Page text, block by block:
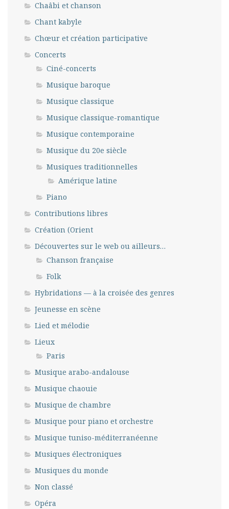
Chaâbi et chanson
Chant kabyle
Chœur et création participative
Concerts
Ciné-concerts
Musique baroque
Musique classique
Musique classique-romantique
Musique contemporaine
Musique du 20e siècle
Musiques traditionnelles
Amérique latine
Piano
Contributions libres
Création (Orient
Découvertes sur le web ou ailleurs…
Chanson française
Folk
Hybridations — à la croisée des genres
Jeunesse en scène
Lied et mélodie
Lieux
Paris
Musique arabo-andalouse
Musique chaouie
Musique de chambre
Musique pour piano et orchestre
Musique tuniso-méditerranéenne
Musiques électroniques
Musiques du monde
Non classé
Opéra